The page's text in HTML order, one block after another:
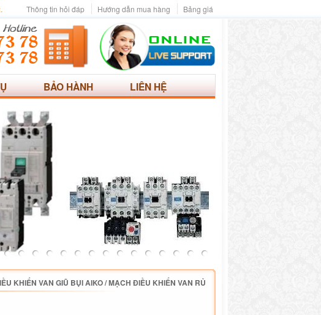
Bảng giá
Hướng dẫn mua hàng
Thông tin hỏi đáp
BẢO HÀNH LIÊN HỆ
KHIỂN VAN GIŨ BỤI AIKO/MẠCH ĐIỀU KHIỂN VAN RỦ